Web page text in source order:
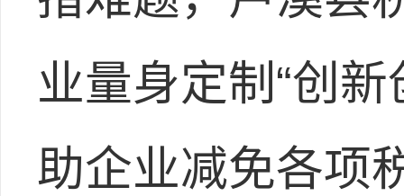
业量身定制“创
助企业减免各项